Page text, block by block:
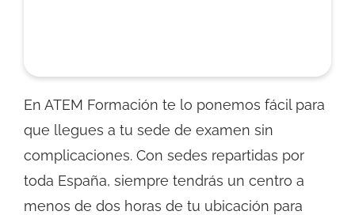
En ATEM Formación te lo ponemos fácil para
que llegues a tu sede de examen sin
complicaciones. Con sedes repartidas por
toda España, siempre tendrás un centro a
menos de dos horas de tu ubicación para